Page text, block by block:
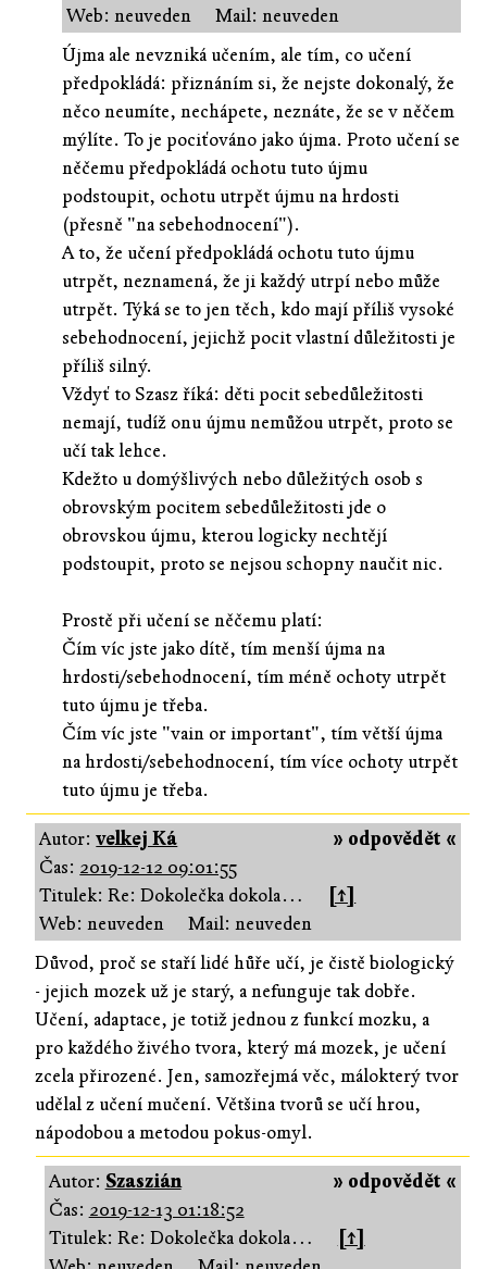
Web: neuveden
Mail: neuveden
Újma ale nevzniká učením, ale tím, co učení
předpokládá: přiznáním si, že nejste dokonalý, že
něco neumíte, nechápete, neznáte, že se v něčem
mýlíte. To je pociťováno jako újma. Proto učení se
něčemu předpokládá ochotu tuto újmu
podstoupit, ochotu utrpět újmu na hrdosti
(přesně "na sebehodnocení").
A to, že učení předpokládá ochotu tuto újmu
utrpět, neznamená, že ji každý utrpí nebo může
utrpět. Týká se to jen těch, kdo mají příliš vysoké
sebehodnocení, jejichž pocit vlastní důležitosti je
příliš silný.
Vždyť to Szasz říká: děti pocit sebedůležitosti
nemají, tudíž onu újmu nemůžou utrpět, proto se
učí tak lehce.
Kdežto u domýšlivých nebo důležitých osob s
obrovským pocitem sebedůležitosti jde o
obrovskou újmu, kterou logicky nechtějí
podstoupit, proto se nejsou schopny naučit nic.
Prostě při učení se něčemu platí:
Čím víc jste jako dítě, tím menší újma na
hrdosti/sebehodnocení, tím méně ochoty utrpět
tuto újmu je třeba.
Čím víc jste "vain or important", tím větší újma
na hrdosti/sebehodnocení, tím více ochoty utrpět
tuto újmu je třeba.
» odpovědět «
Autor:velkej Ká
Čas: 2019-12-12 09:01:55
Titulek: Re: Dokolečka dokola…
[↑]
Web: neuveden
Mail: neuveden
Důvod, proč se staří lidé hůře učí, je čistě biologický
- jejich mozek už je starý, a nefunguje tak dobře.
Učení, adaptace, je totiž jednou z funkcí mozku, a
pro každého živého tvora, který má mozek, je učení
zcela přirozené. Jen, samozřejmá věc, málokterý tvor
udělal z učení mučení. Většina tvorů se učí hrou,
nápodobou a metodou pokus-omyl.
» odpovědět «
Autor: Szaszián
Čas: 2019-12-13 01:18:52
Titulek: Re: Dokolečka dokola…
[↑]